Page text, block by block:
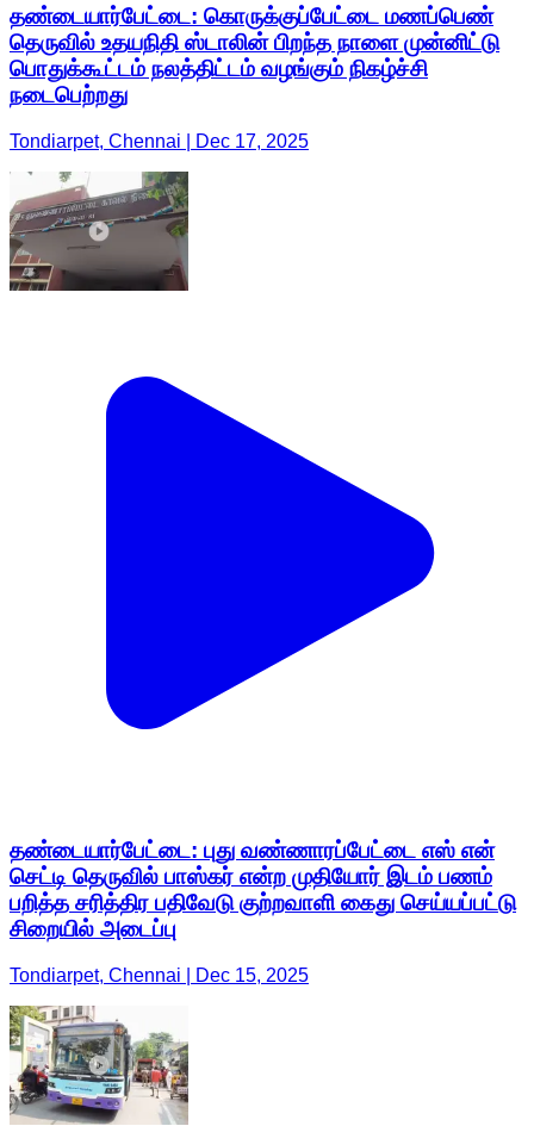
தண்டையார்பேட்டை: கொருக்குப்பேட்டை மணப்பெண்
தெருவில் உதயநிதி ஸ்டாலின் பிறந்த நாளை முன்னிட்டு
பொதுக்கூட்டம் நலத்திட்டம் வழங்கும் நிகழ்ச்சி
நடைபெற்றது
Tondiarpet, Chennai | Dec 17, 2025
தண்டையார்பேட்டை: புது வண்ணாரப்பேட்டை எஸ் என்
செட்டி தெருவில் பாஸ்கர் என்ற முதியோர் இடம் பணம்
பறித்த சரித்திர பதிவேடு குற்றவாளி கைது செய்யப்பட்டு
சிறையில் அடைப்பு
Tondiarpet, Chennai | Dec 15, 2025